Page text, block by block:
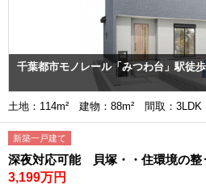
千葉都市モノレール「みつわ台」駅徒
土地：114m² 建物：88m² 間取：3LDK
新築一戸建て
深夜対応可能 貝塚・・住環境の整
3,199万円